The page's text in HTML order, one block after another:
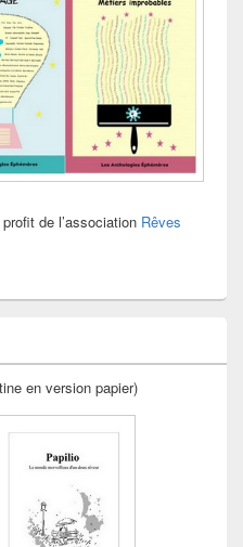
de l’association Rêves
en version papier)